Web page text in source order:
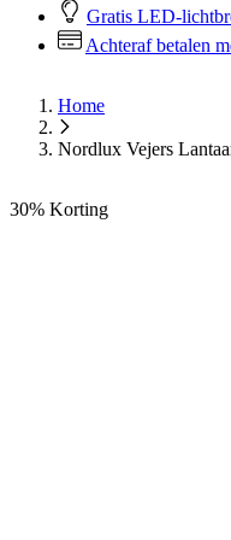
Gratis LED-
Achteraf betalen
Home
Nordlux Vejers
30% Korting